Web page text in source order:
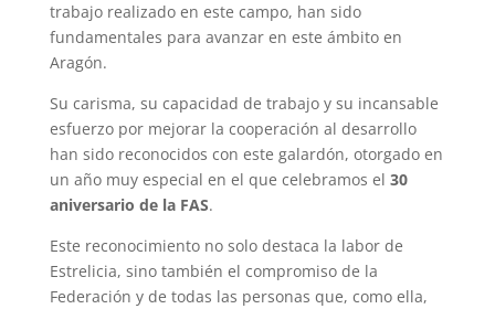
trabajo realizado en este campo, han sido
fundamentales para avanzar en este ámbito en
Aragón.
Su carisma, su capacidad de trabajo y su incansable
esfuerzo por mejorar la cooperación al desarrollo
han sido reconocidos con este galardón, otorgado en
un año muy especial en el que celebramos el 30
aniversario de la FAS.
Este reconocimiento no solo destaca la labor de
Estrelicia, sino también el compromiso de la
Federación y de todas las personas que, como ella,